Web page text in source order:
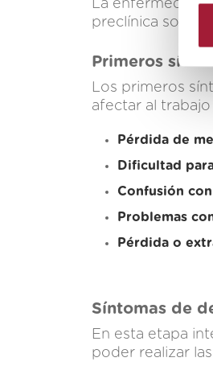
La enfermedad
preclínica solo
Primeros
Los primeros
afectar al trabajo
Pérdida de
Dificultad
Confusión
Problemas
Pérdida o
Síntomas de
En esta etapa
poder realizar